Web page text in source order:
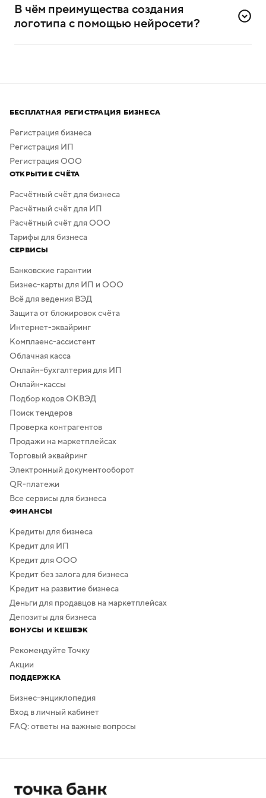
дизайнерского опыта. Он разработан специально для
самостоятельного создания логотипов.
В чём преимущества создания
логотипа с помощью нейросети?
а скачать результат можно бесплатно в высоком
качестве. Дополнительная обработка не нужна —
в сервисе предусмотрено скачивание логотипа без
фона.
БЕСПЛАТНАЯ РЕГИСТРАЦИЯ БИЗНЕСА
Регистрация бизнеса
Регистрация ИП
Регистрация ООО
ОТКРЫТИЕ СЧЁТА
Расчётный счёт для бизнеса
Расчётный счёт для ИП
Расчётный счёт для ООО
Тарифы для бизнеса
СЕРВИСЫ
Банковские гарантии
Бизнес-карты для ИП и ООО
Всё для ведения ВЭД
Защита от блокировок счёта
Интернет-эквайринг
Комплаенс-ассистент
Облачная касса
Онлайн-бухгалтерия для ИП
Онлайн-кассы
Подбор кодов ОКВЭД
Поиск тендеров
Проверка контрагентов
Продажи на маркетплейсах
Торговый эквайринг
Электронный документооборот
QR-платежи
Все сервисы для бизнеса
ФИНАНСЫ
Кредиты для бизнеса
Кредит для ИП
Кредит для ООО
Кредит без залога для бизнеса
Кредит на развитие бизнеса
Деньги для продавцов на маркетплейсах
Депозиты для бизнеса
БОНУСЫ И КЕШБЭК
Рекомендуйте Точку
Акции
ПОДДЕРЖКА
Бизнес-энциклопедия
Вход в личный кабинет
FAQ: ответы на важные вопросы